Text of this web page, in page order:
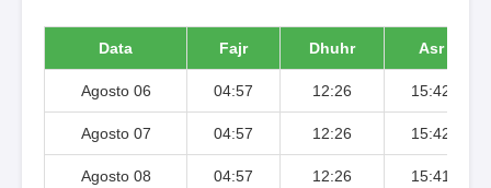
Data Fajr Dhuhr Asr
Agosto 06 04:57 12:26 15:42
Agosto 07 04:57 12:26 15:42
Agosto 08 04:57 12:26 15:41